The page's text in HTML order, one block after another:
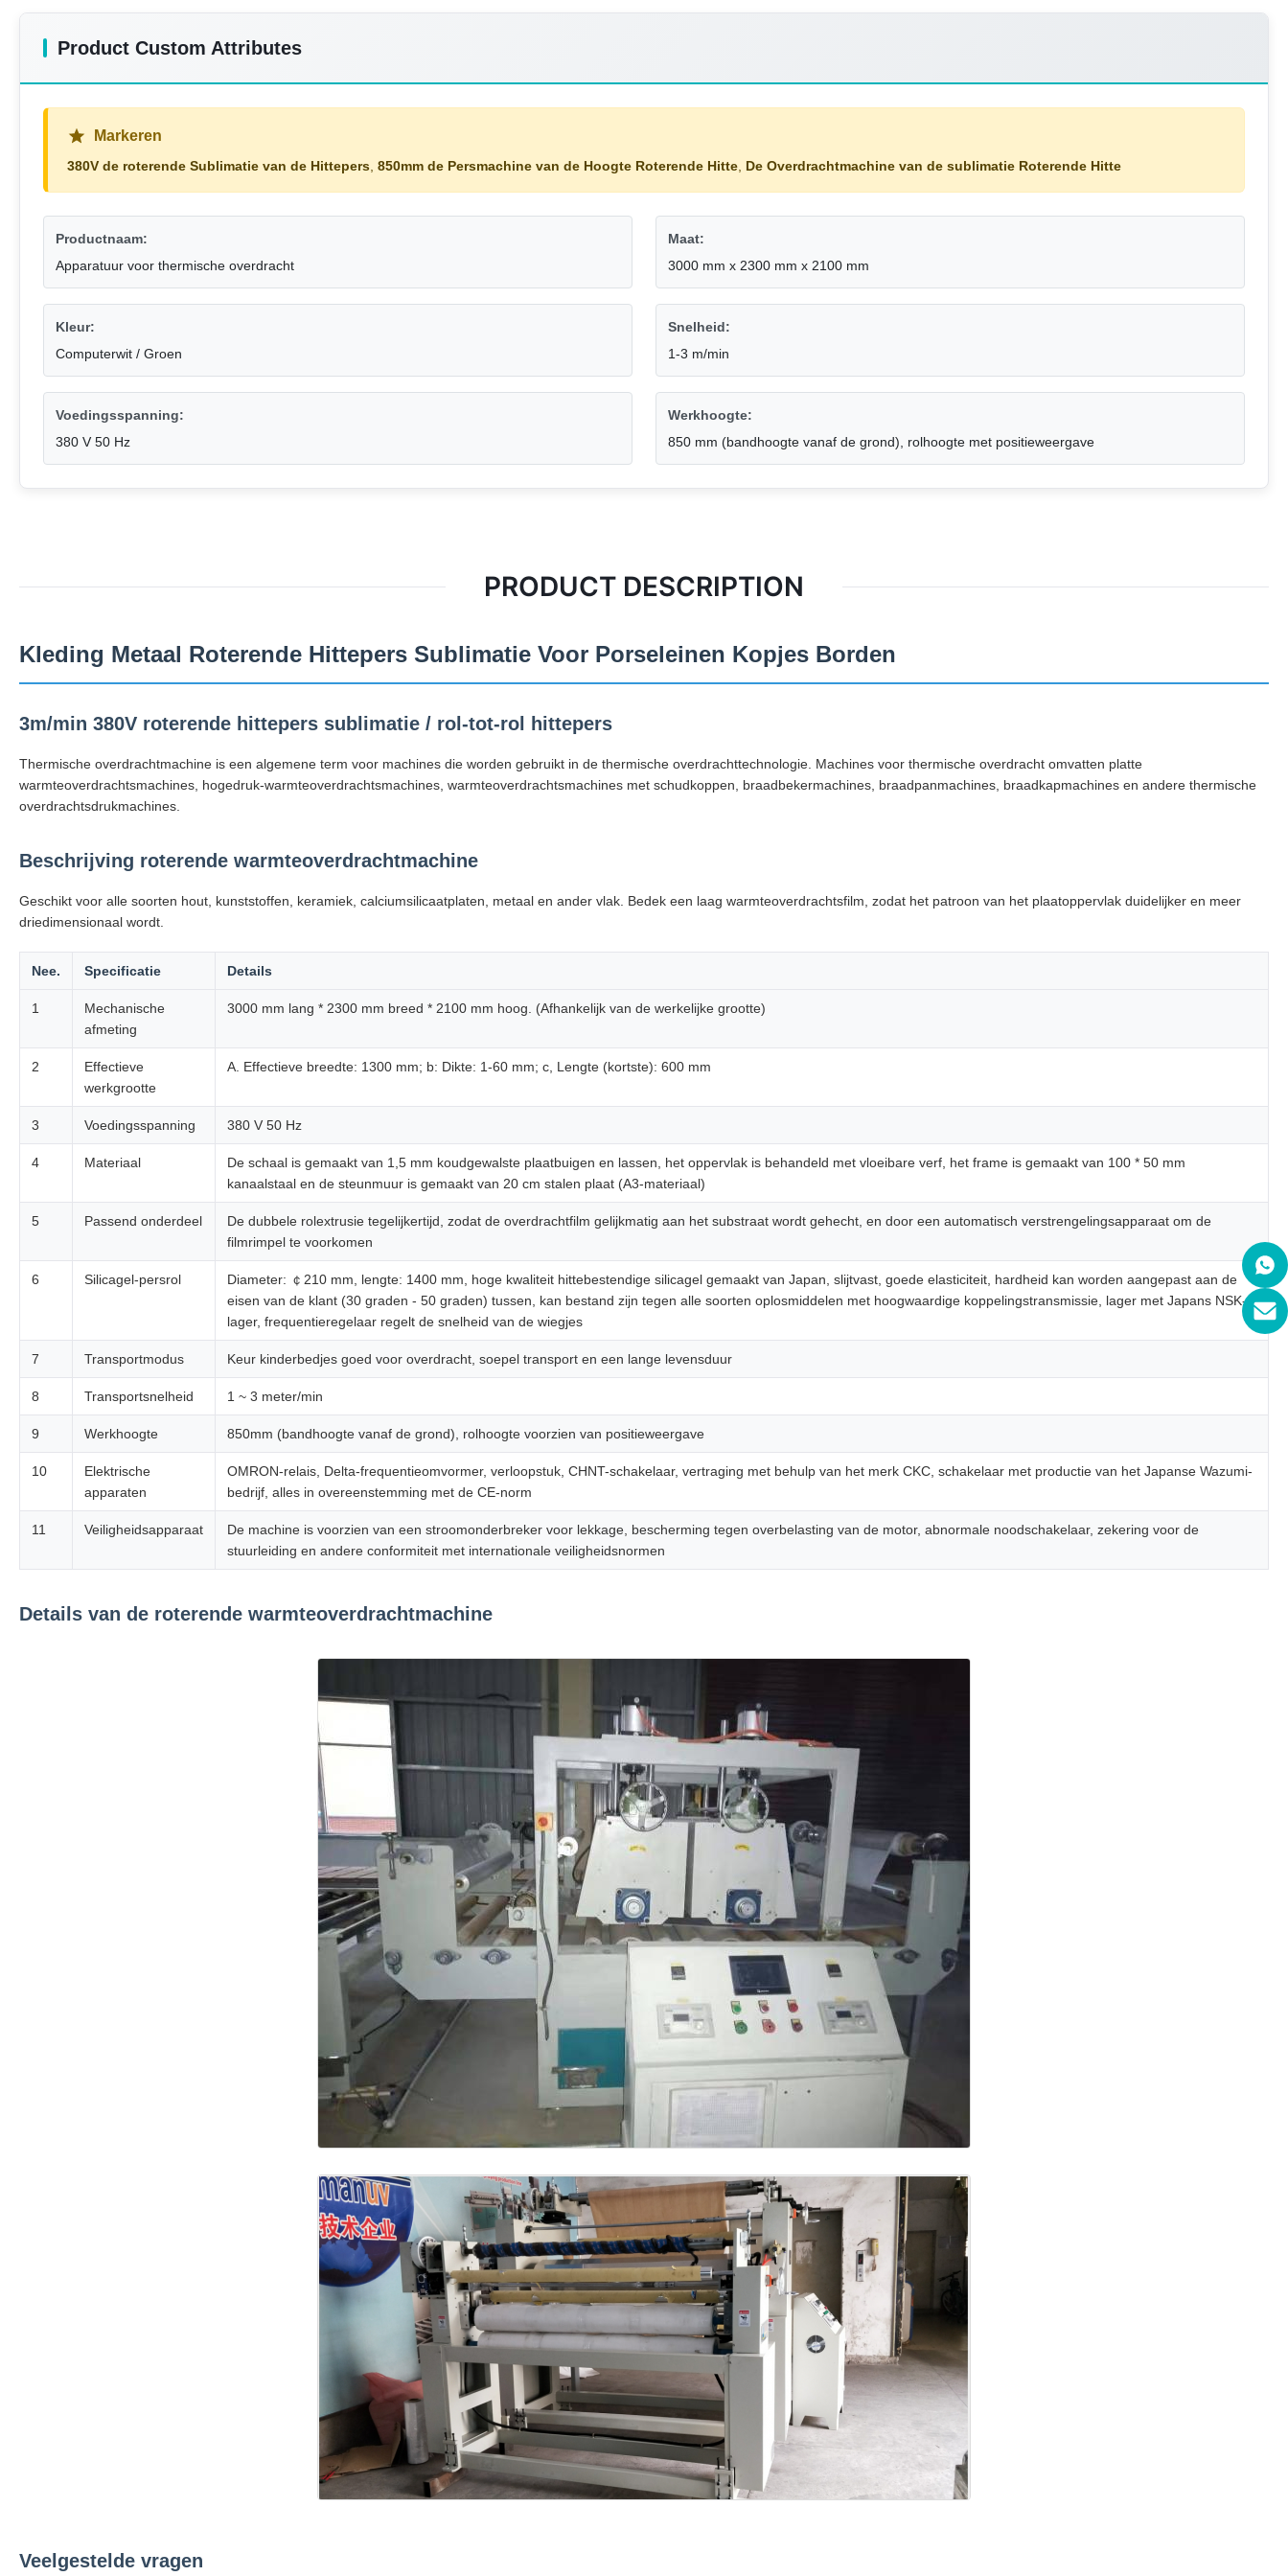
Product Custom Attributes
Markeren
380V de roterende Sublimatie van de Hittepers 850mm de Persmachine van de Hoogte Roterende Hitte De Overdrachtmachine van de sublimatie Roterende Hitte
Productnaam:
Apparatuur voor thermische overdracht
Maat:
3000 mm x 2300 mm x 2100 mm
Kleur:
Computerwit / Groen
Snelheid:
1-3 m/min
Voedingsspanning:
380 V 50 Hz
Werkhoogte:
850 mm (bandhoogte vanaf de grond), rolhoogte met positieweergave
PRODUCT DESCRIPTION
Kleding Metaal Roterende Hittepers Sublimatie Voor Porseleinen Kopjes Borden
3m/min 380V roterende hittepers sublimatie / rol-tot-rol hittepers
Thermische overdrachtmachine is een algemene term voor machines die worden gebruikt in de thermische overdrachttechnologie. Machines voor thermische overdracht omvatten platte
warmteoverdrachtsmachines, hogedruk-warmteoverdrachtsmachines, warmteoverdrachtsmachines met schudkoppen, braadbekermachines, braadpanmachines, braadkapmachines en andere thermische
overdrachtsdrukmachines.
Beschrijving roterende warmteoverdrachtmachine
Geschikt voor alle soorten hout, kunststoffen, keramiek, calciumsilicaatplaten, metaal en ander vlak. Bedek een laag warmteoverdrachtsfilm, zodat het patroon van het plaatoppervlak duidelijker en meer
driedimensionaal wordt.
Nee. Specificatie Details
1
Mechanische
afmeting
3000 mm lang * 2300 mm breed * 2100 mm hoog. (Afhankelijk van de werkelijke grootte)
2
Effectieve
werkgrootte
A. Effectieve breedte: 1300 mm; b: Dikte: 1-60 mm; c, Lengte (kortste): 600 mm
3 Voedingsspanning 380 V 50 Hz
4 Materiaal
De schaal is gemaakt van 1,5 mm koudgewalste plaatbuigen en lassen, het oppervlak is behandeld met vloeibare verf, het frame is gemaakt van 100 * 50 mm
kanaalstaal en de steunmuur is gemaakt van 20 cm stalen plaat (A3-materiaal)
5 Passend onderdeel
De dubbele rolextrusie tegelijkertijd, zodat de overdrachtfilm gelijkmatig aan het substraat wordt gehecht, en door een automatisch verstrengelingsapparaat om de
filmrimpel te voorkomen
6 Silicagel-persrol
Diameter: ￠210 mm, lengte: 1400 mm, hoge kwaliteit hittebestendige silicagel gemaakt van Japan, slijtvast, goede elasticiteit, hardheid kan worden aangepast aan de
eisen van de klant (30 graden - 50 graden) tussen, kan bestand zijn tegen alle soorten oplosmiddelen met hoogwaardige koppelingstransmissie, lager met Japans NSK-
lager, frequentieregelaar regelt de snelheid van de wiegjes
7 Transportmodus Keur kinderbedjes goed voor overdracht, soepel transport en een lange levensduur
8 Transportsnelheid 1 ~ 3 meter/min
9 Werkhoogte 850mm (bandhoogte vanaf de grond), rolhoogte voorzien van positieweergave
10
Elektrische
apparaten
OMRON-relais, Delta-frequentieomvormer, verloopstuk, CHNT-schakelaar, vertraging met behulp van het merk CKC, schakelaar met productie van het Japanse Wazumi-
bedrijf, alles in overeenstemming met de CE-norm
11 Veiligheidsapparaat
De machine is voorzien van een stroomonderbreker voor lekkage, bescherming tegen overbelasting van de motor, abnormale noodschakelaar, zekering voor de
stuurleiding en andere conformiteit met internationale veiligheidsnormen
Details van de roterende warmteoverdrachtmachine
Veelgestelde vragen